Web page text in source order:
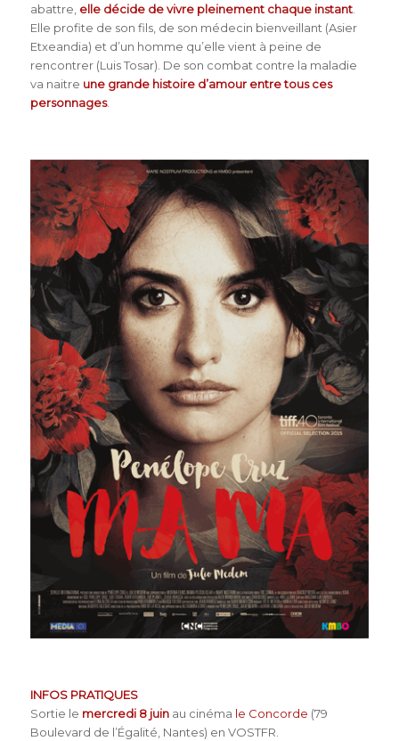
abattre, elle décide de vivre pleinement chaque instant.
Elle profite de son fils, de son médecin bienveillant (Asier
Etxeandia) et d’un homme qu’elle vient à peine de
rencontrer (Luis Tosar). De son combat contre la maladie
va naitre une grande histoire d’amour entre tous ces
personnages.
INFOS PRATIQUES
Sortie le mercredi 8 juinau cinéma le Concorde (79
Boulevard de l’Égalité, Nantes) en VOSTFR.